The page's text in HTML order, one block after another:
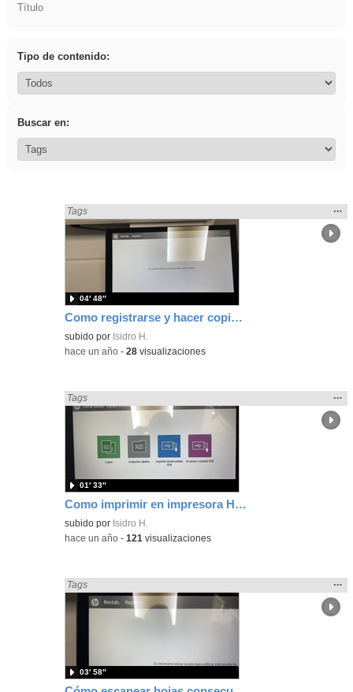
Título
Tipo de contenido:
Buscar en:
Como registrarse y hacer copias en impresora HP
Encontrado «idevice» en:
Tags
la
…
subido por Isidro H.
04′ 48″
-hace un año -28 visualizaciones
Como imprimir en impresora HP desde USB
Encontrado «idevice» en:
Tags
la
…
subido por Isidro H.
01′ 33″
-hace un año -121 visualizaciones
Encontrado «idevice» en:
Tags
la
…
03′ 58″